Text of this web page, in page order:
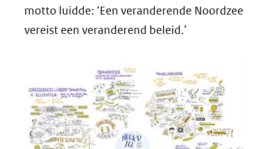
motto luidde: ‘Een veranderende Noordzee
vereist een veranderend beleid.’